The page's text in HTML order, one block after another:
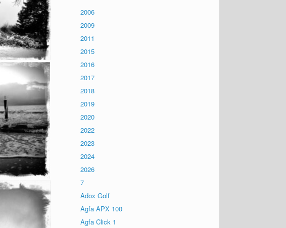
2006
2009
2011
2015
2016
2017
2018
2019
2020
2022
2023
2024
2026
7
Adox Golf
Agfa APX 100
Agfa Click 1